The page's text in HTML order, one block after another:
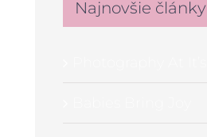
Najnovšie články